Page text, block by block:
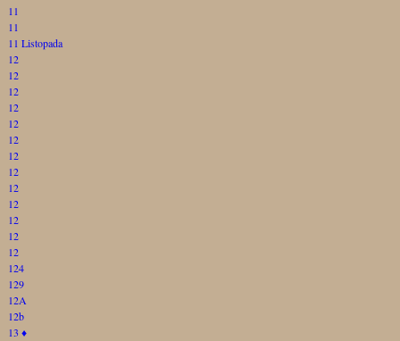
11
11
11 Listopada
12
12
12
12
12
12
12
12
12
12
12
12
12
124
129
12A
12b
13 ♦